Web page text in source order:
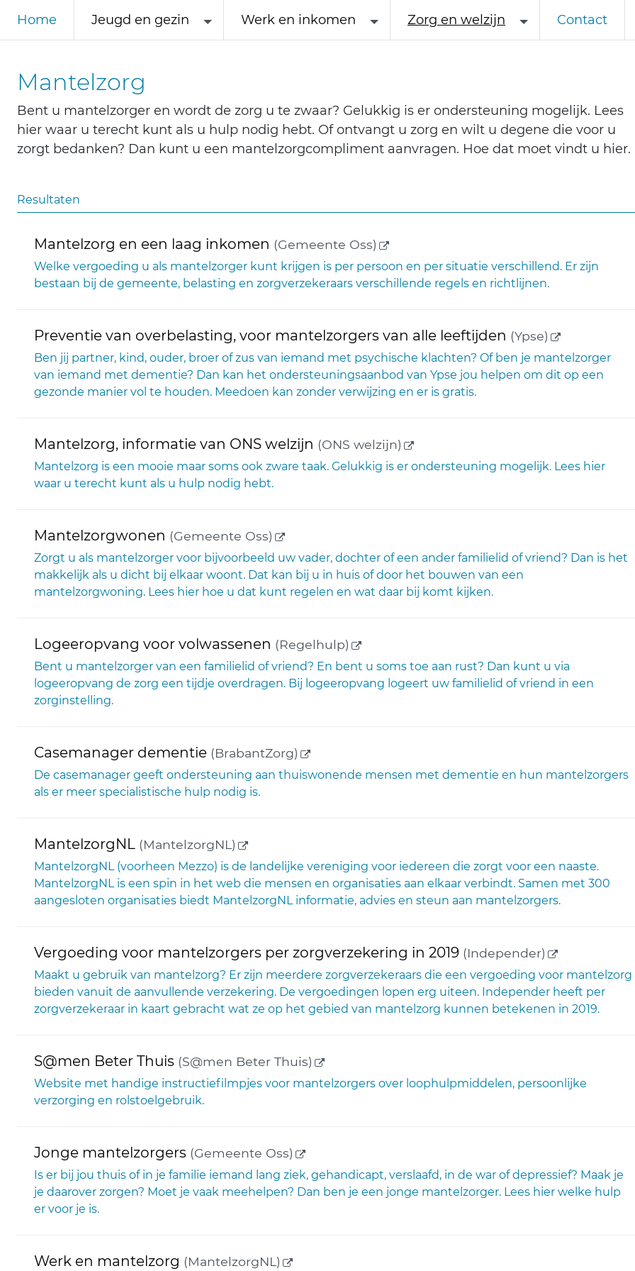
Home Jeugd en gezin Werk en inkomen Zorg en welzijn Contact
Mantelzorg
Bent u mantelzorger en wordt de zorg u te zwaar? Gelukkig is er ondersteuning mogelijk. Lees
hier waar u terecht kunt als u hulp nodig hebt. Of ontvangt u zorg en wilt u degene die voor u
zorgt bedanken? Dan kunt u een mantelzorgcompliment aanvragen. Hoe dat moet vindt u hier.
Resultaten
Mantelzorg en een laag inkomen (Gemeente Oss) (externe link)
Welke vergoeding u als mantelzorger kunt krijgen is per persoon en per situatie verschillend. Er zijn
bestaan bij de gemeente, belasting en zorgverzekeraars verschillende regels en richtlijnen.
Preventie van overbelasting, voor mantelzorgers van alle leeftijden (Ypse) (externe link)
Ben jij partner, kind, ouder, broer of zus van iemand met psychische klachten? Of ben je mantelzorger
van iemand met dementie? Dan kan het ondersteuningsaanbod van Ypse jou helpen om dit op een
gezonde manier vol te houden. Meedoen kan zonder verwijzing en er is gratis.
Mantelzorg, informatie van ONS welzijn (ONS welzijn) (externe link)
Mantelzorg is een mooie maar soms ook zware taak. Gelukkig is er ondersteuning mogelijk. Lees hier
waar u terecht kunt als u hulp nodig hebt.
Mantelzorgwonen (Gemeente Oss) (externe link)
Zorgt u als mantelzorger voor bijvoorbeeld uw vader, dochter of een ander familielid of vriend? Dan is het
makkelijk als u dicht bij elkaar woont. Dat kan bij u in huis of door het bouwen van een
mantelzorgwoning. Lees hier hoe u dat kunt regelen en wat daar bij komt kijken.
Logeeropvang voor volwassenen (Regelhulp) (externe link)
Bent u mantelzorger van een familielid of vriend? En bent u soms toe aan rust? Dan kunt u via
logeeropvang de zorg een tijdje overdragen. Bij logeeropvang logeert uw familielid of vriend in een
zorginstelling.
Casemanager dementie (BrabantZorg) (externe link)
De casemanager geeft ondersteuning aan thuiswonende mensen met dementie en hun mantelzorgers
als er meer specialistische hulp nodig is.
MantelzorgNL (MantelzorgNL) (externe link)
MantelzorgNL (voorheen Mezzo) is de landelijke vereniging voor iedereen die zorgt voor een naaste.
MantelzorgNL is een spin in het web die mensen en organisaties aan elkaar verbindt. Samen met 300
aangesloten organisaties biedt MantelzorgNL informatie, advies en steun aan mantelzorgers.
Vergoeding voor mantelzorgers per zorgverzekering in 2019 (Independer) (externe link)
Maakt u gebruik van mantelzorg? Er zijn meerdere zorgverzekeraars die een vergoeding voor mantelzorg
bieden vanuit de aanvullende verzekering. De vergoedingen lopen erg uiteen. Independer heeft per
zorgverzekeraar in kaart gebracht wat ze op het gebied van mantelzorg kunnen betekenen in 2019.
S@men Beter Thuis (S@men Beter Thuis) (externe link)
Website met handige instructiefilmpjes voor mantelzorgers over loophulpmiddelen, persoonlijke
verzorging en rolstoelgebruik.
Jonge mantelzorgers (Gemeente Oss) (externe link)
Is er bij jou thuis of in je familie iemand lang ziek, gehandicapt, verslaafd, in de war of depressief? Maak je
je daarover zorgen? Moet je vaak meehelpen? Dan ben je een jonge mantelzorger. Lees hier welke hulp
er voor je is.
Werk en mantelzorg (MantelzorgNL) (externe link)